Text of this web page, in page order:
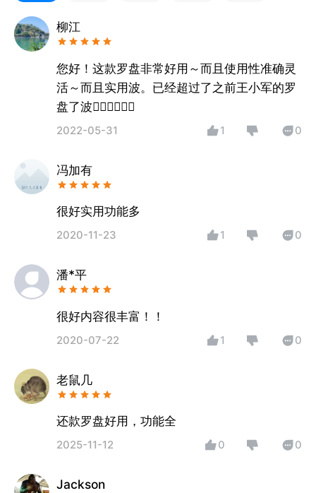
柳江
您好！这款罗盘非常好用～而且使用性准确灵
活～而且实用波。已经超过了之前王小军的罗
盘了波👍🏻👍🏻👍🏻
2022-05-31 1 0
冯加有
很好实用功能多
2020-11-23 1 0
潘*平
很好内容很丰富！！
2020-07-22 1 0
老鼠几
还款罗盘好用，功能全
2025-11-12 0 0
Jackson